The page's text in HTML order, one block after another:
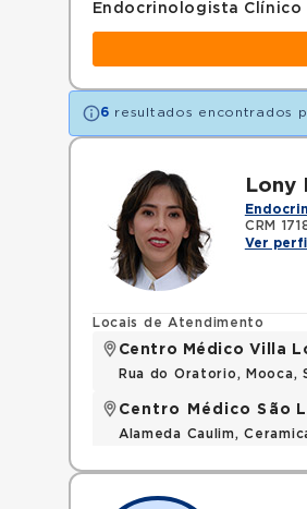
Endocrinologista
6 resultados encontrados
Lony
CRM
Ver perfil
Locais de Atendimento
Centro Médico Villa
Rua do Oratorio, Mooca,
Centro Médico São
Alameda Caulim,